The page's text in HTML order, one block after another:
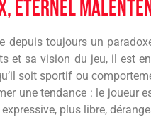
éternel
depuis toujours un
et sa vision du jeu, il est
soit sportif ou
une tendance : le joueur
plus libre,